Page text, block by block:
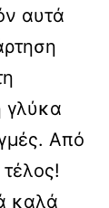
αυτά
γλύκα
Από
καλά